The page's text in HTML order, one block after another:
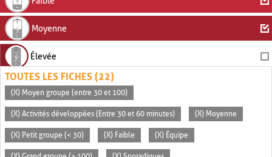
Moyenne
Élevée
TOUTES LES FICHES (22)
(X) Moyen groupe (entre 30 et 100)
(X) Activités développées (Entre 30 et 60 minutes) (X) Moyenne
(X) Petit groupe (< 30) (X) Faible (X) Équipe